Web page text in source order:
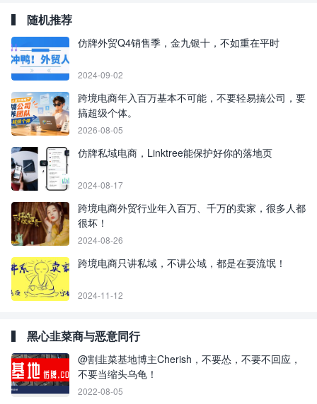
随机推荐
仿牌外贸Q4销售季，金九银十，不如重在平时
2024-09-02
跨境电商年入百万基本不可能，不要轻易搞公司，要
搞超级个体。
2026-08-05
仿牌私域电商，Linktree能保护好你的落地页
2024-08-17
跨境电商外贸行业年入百万、千万的卖家，很多人都
很坏！
2024-08-26
跨境电商只讲私域，不讲公域，都是在耍流氓！
2024-11-12
黑心韭菜商与恶意同行
@割韭菜基地博主Cherish，不要怂，不要不回应，
不要当缩头乌龟！
2022-08-05